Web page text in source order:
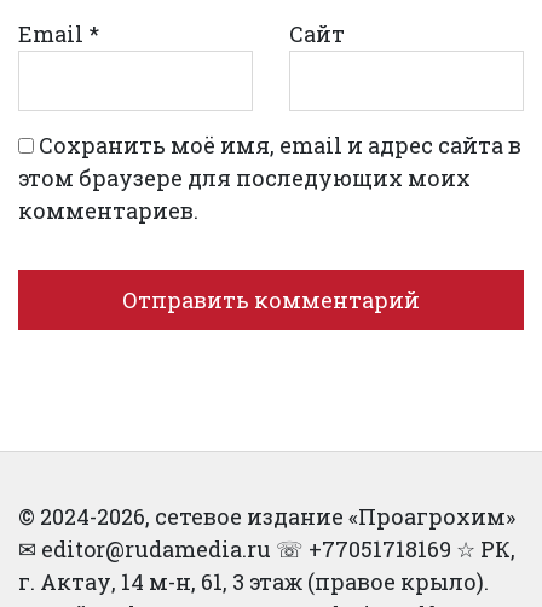
Email * Сайт
Сохранить моё имя, email и адрес сайта в
этом браузере для последующих моих
комментариев.
© 2024-2026, сетевое издание «Проагрохим»
✉︎ editor@rudamedia.ru ☏ +77051718169 ☆ РК,
г. Актау, 14 м-н, 61, 3 этаж (правое крыло).